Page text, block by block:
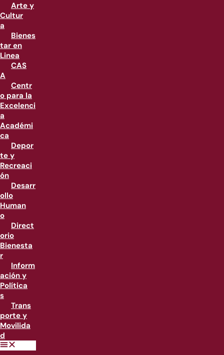
Arte y
Cultur
a
Bienes
tar en
Linea
CAS
A
Centr
o para la
Excelenci
a
Académi
ca
Depor
te y
Recreaci
ón
Desarr
ollo
Human
o
Direct
orio
Bienesta
r
Inform
ación y
Política
s
Trans
porte y
Movilida
d